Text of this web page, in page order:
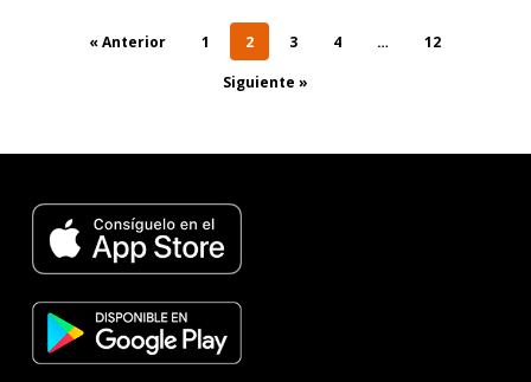
« Anterior 1 2 3 4 …
12
Siguiente »